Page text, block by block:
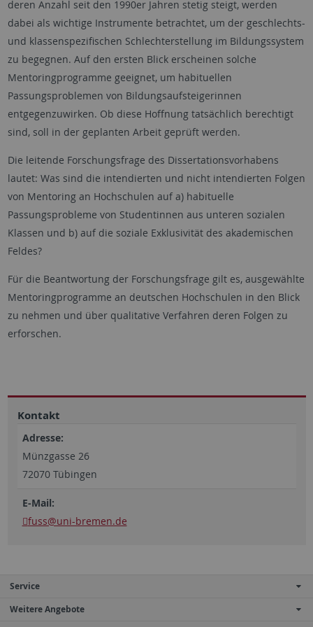
deren Anzahl seit den 1990er Jahren stetig steigt, werden
dabei als wichtige Instrumente betrachtet, um der geschlechts-
und klassenspezifischen Schlechterstellung im Bildungssystem
zu begegnen. Auf den ersten Blick erscheinen solche
Mentoringprogramme geeignet, um habituellen
Passungsproblemen von Bildungsaufsteigerinnen
entgegenzuwirken. Ob diese Hoffnung tatsächlich berechtigt
sind, soll in der geplanten Arbeit geprüft werden.
Die leitende Forschungsfrage des Dissertationsvorhabens
lautet: Was sind die intendierten und nicht intendierten Folgen
von Mentoring an Hochschulen auf a) habituelle
Passungsprobleme von Studentinnen aus unteren sozialen
Klassen und b) auf die soziale Exklusivität des akademischen
Feldes?
Für die Beantwortung der Forschungsfrage gilt es, ausgewählte
Mentoringprogramme an deutschen Hochschulen in den Blick
zu nehmen und über qualitative Verfahren deren Folgen zu
erforschen.
Kontakt
Adresse:
Münzgasse 26
72070 Tübingen
E-Mail:
fuss@uni-bremen.de
Service
Weitere Angebote